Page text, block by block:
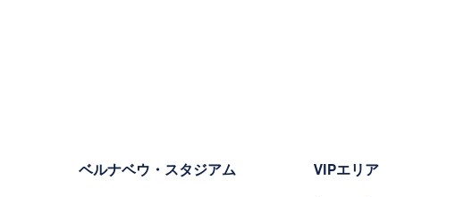
ベルナベウ・スタジアム VIPエリア